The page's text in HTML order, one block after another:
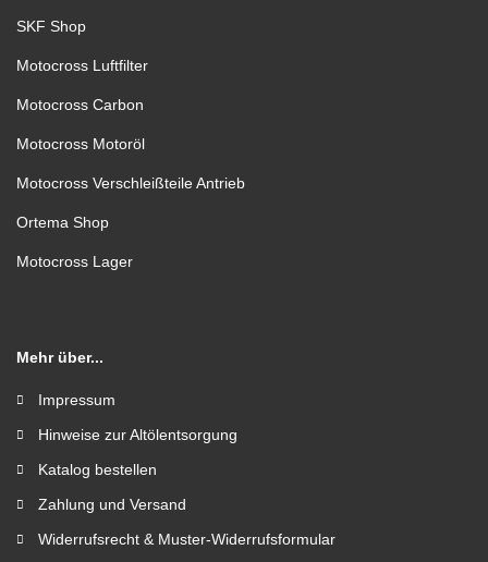
SKF Shop
Motocross Luftfilter
Motocross Carbon
Motocross Motoröl
Motocross Verschleißteile Antrieb
Ortema Shop
Motocross Lager
Mehr über...
Impressum
Hinweise zur Altölentsorgung
Katalog bestellen
Zahlung und Versand
Widerrufsrecht & Muster-Widerrufsformular